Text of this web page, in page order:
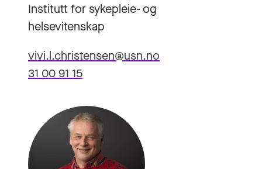
Institutt for sykepleie- og
helsevitenskap
vivi.l.christensen@usn.no
31 00 91 15